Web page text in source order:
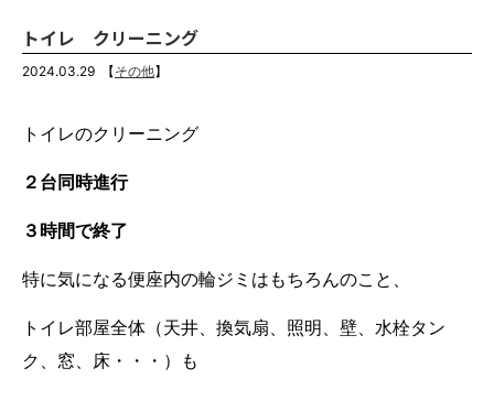
トイレ クリーニング
2024.03.29 【その他】
トイレのクリーニング
２台同時進行
３時間で終了
特に気になる便座内の輪ジミはもちろんのこと、
トイレ部屋全体（天井、換気扇、照明、壁、水栓タン
ク、窓、床・・・）も